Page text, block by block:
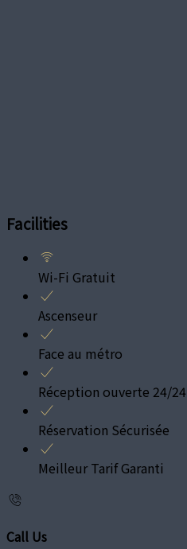
Facilities
Wi-Fi Gratuit
Ascenseur
Face au métro
Réception ouverte 24/24
Réservation Sécurisée
Meilleur Tarif Garanti
Call Us